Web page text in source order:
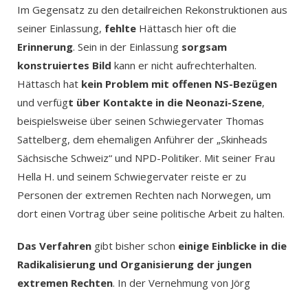
Im Gegensatz zu den detailreichen Rekonstruktionen aus
seiner Einlassung, fehlte Hättasch hier oft die
Erinnerung. Sein in der Einlassung sorgsam
konstruiertes Bild kann er nicht aufrechterhalten.
Hättasch hat kein Problem mit offenen NS-Bezügen
und verfügt über Kontakte in die Neonazi-Szene,
beispielsweise über seinen Schwiegervater Thomas
Sattelberg, dem ehemaligen Anführer der „Skinheads
Sächsische Schweiz“ und NPD-Politiker. Mit seiner Frau
Hella H. und seinem Schwiegervater reiste er zu
Personen der extremen Rechten nach Norwegen, um
dort einen Vortrag über seine politische Arbeit zu halten.
Das Verfahren gibt bisher schon einige Einblicke in die
Radikalisierung und Organisierung der jungen
extremen Rechten. In der Vernehmung von Jörg